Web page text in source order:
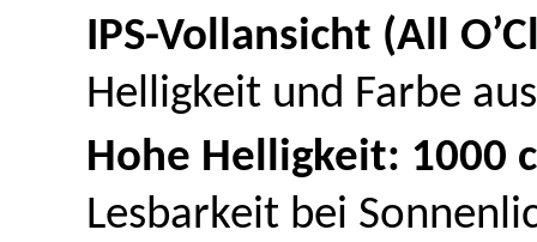
IPS-Vollansicht (All
Helligkeit und Farbe
Hohe Helligkeit: 1000
Lesbarkeit bei